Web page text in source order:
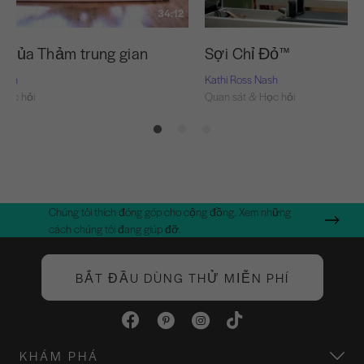
34:12
của Thảm trung gian
hỏi
Sợi Chỉ Đỏ™
Kathi Ross Nash
Quan sát & Học hỏi
Chúng tôi thích đóng góp cho cộng đồng. Xem những
cách chúng tôi đang giúp đỡ.
BẮT ĐẦU DÙNG THỬ MIỄN PHÍ
KHÁM PHÁ